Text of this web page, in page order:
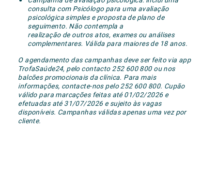
consulta com Psicólogo para uma avaliação
psicológica simples e proposta de plano de
seguimento. Não contempla a
realização de outros atos, exames ou análises
complementares. Válida para maiores de 18 anos.
O agendamento das campanhas deve ser feito via app
TrofaSaúde24, pelo contacto 252 600 800 ou nos
balcões promocionais da clínica. Para mais
informações, contacte-nos pelo 252 600 800. Cupão
válido para marcações feitas até 01/02/2026 e
efetuadas até 31/07/2026 e sujeito às vagas
disponíveis. Campanhas válidas apenas uma vez por
cliente.